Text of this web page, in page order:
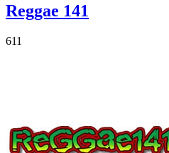
Reggae 141
611